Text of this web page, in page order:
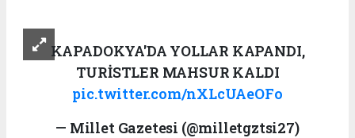
KAPADOKYA'DA YOLLAR KAPANDI,
TURİSTLER MAHSUR KALDI
pic.twitter.com/nXLcUAeOFo
— Millet Gazetesi (@milletgztsi27)